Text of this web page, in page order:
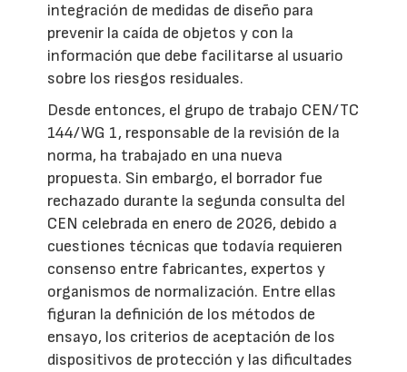
integración de medidas de diseño para
prevenir la caída de objetos y con la
información que debe facilitarse al usuario
sobre los riesgos residuales.
Desde entonces, el grupo de trabajo CEN/TC
144/WG 1, responsable de la revisión de la
norma, ha trabajado en una nueva
propuesta. Sin embargo, el borrador fue
rechazado durante la segunda consulta del
CEN celebrada en enero de 2026, debido a
cuestiones técnicas que todavía requieren
consenso entre fabricantes, expertos y
organismos de normalización. Entre ellas
figuran la definición de los métodos de
ensayo, los criterios de aceptación de los
dispositivos de protección y las dificultades